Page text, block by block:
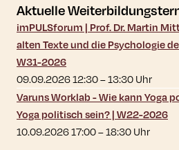
Aktuelle
imPULSforum | Prof. Dr. Martin
alten Texte und die Psychologie
W31-2026
09.09.2026 12:30–13:30Uhr
Varuns Worklab - Wie kann Yoga
Yoga politisch sein? | W22-2026
10.09.2026 17:00–18:30Uhr